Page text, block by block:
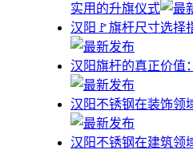
实用的升旗仪式
汉阳🚩旗杆尺寸选择
汉阳旗杆的真正价值
汉阳不锈钢在装饰领
汉阳不锈钢在建筑领